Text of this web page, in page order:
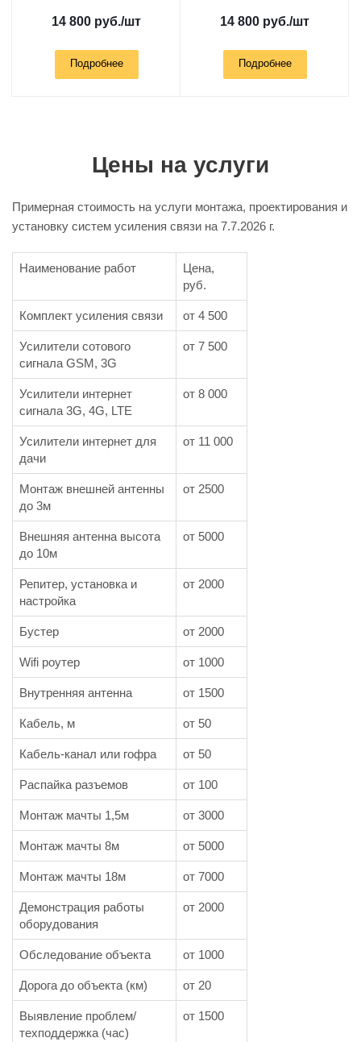
14 800 руб./шт
Подробнее
14 800 руб./шт
Подробнее
Цены на услуги
Примерная стоимость на услуги монтажа, проектирования и
установку систем усиления связи на 7.7.2026 г.
Наименование работ
Цена,
руб.
Комплект усиления связи от 4 500
Усилители сотового
сигнала GSM, 3G
от 7 500
Усилители интернет
сигнала 3G, 4G, LTE
от 8 000
Усилители интернет для
дачи
от 11 000
Монтаж внешней антенны
до 3м
от 2500
Внешняя антенна высота
до 10м
от 5000
Репитер, установка и
настройка
от 2000
Бустер от 2000
Wifi роутер от 1000
Внутренняя антенна от 1500
Кабель, м от 50
Кабель-канал или гофра от 50
Распайка разъемов от 100
Монтаж мачты 1,5м от 3000
Монтаж мачты 8м от 5000
Монтаж мачты 18м от 7000
Демонстрация работы
оборудования
от 2000
Обследование объекта от 1000
Дорога до объекта (км) от 20
Выявление проблем/
техподдержка (час)
от 1500